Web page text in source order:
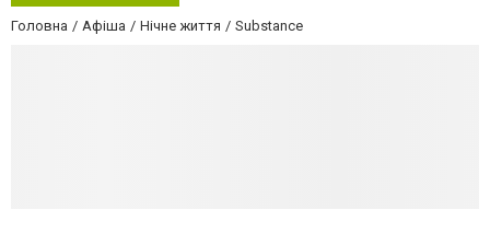
Головна Афіша Нічне життя Substance